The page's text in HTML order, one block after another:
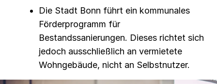
Die Stadt Bonn führt ein kommunales
Förderprogramm für
Bestandssanierungen. Dieses richtet sich
jedoch ausschließlich an vermietete
Wohngebäude, nicht an Selbstnutzer.